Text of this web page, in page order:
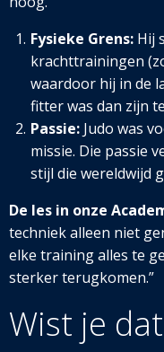
Fysieke Grens:Hij
krachttrainingen
waardoor hij in de
fitter was dan zijn
Passie:Judo was
missie. Die passie
stijl die wereldwijd
De les in onze
techniek alleen niet
elke training alles te
sterker terugkomen.”
Wist je